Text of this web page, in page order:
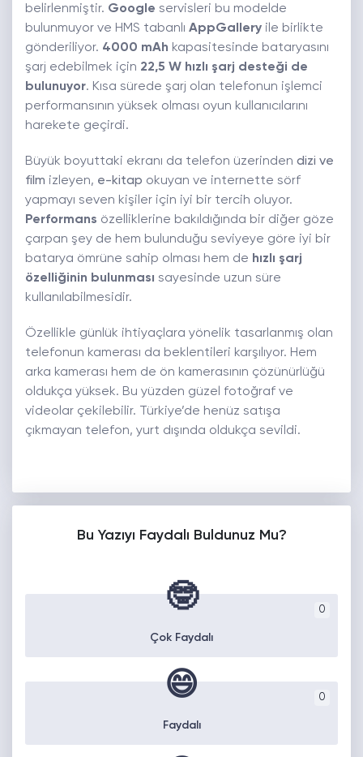
belirlenmiştir. Google servisleri bu modelde
bulunmuyor ve HMS tabanlı AppGallery ile birlikte
gönderiliyor. 4000 mAh kapasitesinde bataryasını
şarj edebilmek için 22,5 W hızlı şarj desteği de
bulunuyor. Kısa sürede şarj olan telefonun işlemci
performansının yüksek olması oyun kullanıcılarını
harekete geçirdi.
Büyük boyuttaki ekranı da telefon üzerinden dizi ve
film izleyen, e-kitap okuyan ve internette sörf
yapmayı seven kişiler için iyi bir tercih oluyor.
Performans özelliklerine bakıldığında bir diğer göze
çarpan şey de hem bulunduğu seviyeye göre iyi bir
batarya ömrüne sahip olması hem de hızlı şarj
özelliğinin bulunması sayesinde uzun süre
kullanılabilmesidir.
Özellikle günlük ihtiyaçlara yönelik tasarlanmış olan
telefonun kamerası da beklentileri karşılıyor. Hem
arka kamerası hem de ön kamerasının çözünürlüğü
oldukça yüksek. Bu yüzden güzel fotoğraf ve
videolar çekilebilir. Türkiye’de henüz satışa
çıkmayan telefon, yurt dışında oldukça sevildi.
Bu Yazıyı Faydalı Buldunuz Mu?
0
🤓
Çok Faydalı
0
😄
Faydalı